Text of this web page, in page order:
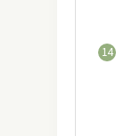
14